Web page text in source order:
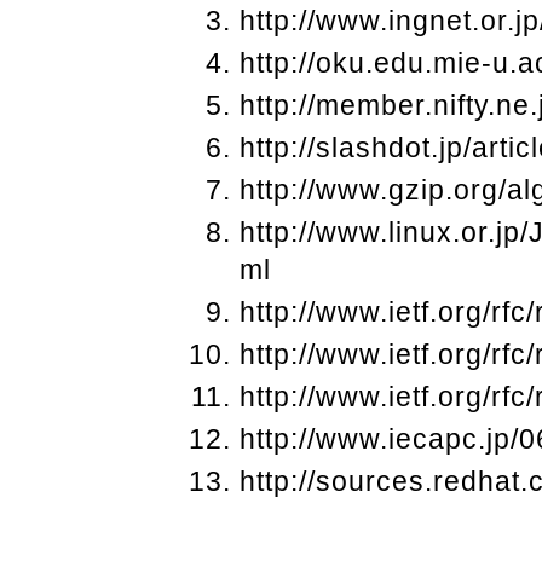
http://
http://oku.edu.mie-
http://
http://slashdot.jp/
http://www.gzip.org/
http://
ml
http://www.ietf.org/
http://www.ietf.org/
http://www.ietf.org/
http://www.iecapc.jp/
http://